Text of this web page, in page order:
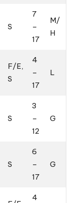
S
7
–
17
M/
H
F/E,
S
4
–
17
L
S
3
–
12
G
S
6
–
17
G
4